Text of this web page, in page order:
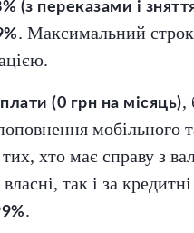
(з переказами і
. Максимальний
(0 грн на місяць),
мобільного
хто має справу з
власні, так і за
.